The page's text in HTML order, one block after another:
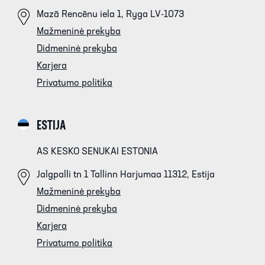
Mazā Rencēnu iela 1, Ryga LV-1073
Mažmeninė prekyba
Didmeninė prekyba
Karjera
Privatumo politika
ESTIJA
AS KESKO SENUKAI ESTONIA
Jalgpalli tn 1 Tallinn Harjumaa 11312, Estija
Mažmeninė prekyba
Didmeninė prekyba
Karjera
Privatumo politika